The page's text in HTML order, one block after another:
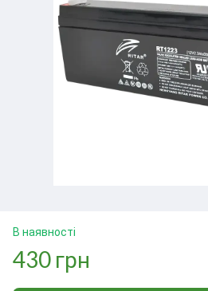
В наявності
430 грн